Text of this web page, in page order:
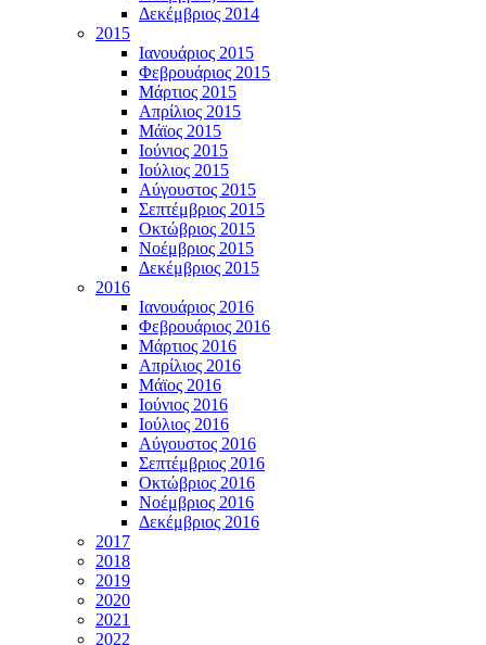
Δεκέμβριος 2014
2015
Ιανουάριος 2015
Φεβρουάριος 2015
Μάρτιος 2015
Απρίλιος 2015
Μάϊος 2015
Ιούνιος 2015
Ιούλιος 2015
Αύγουστος 2015
Σεπτέμβριος 2015
Οκτώβριος 2015
Νοέμβριος 2015
Δεκέμβριος 2015
2016
Ιανουάριος 2016
Φεβρουάριος 2016
Μάρτιος 2016
Απρίλιος 2016
Μάϊος 2016
Ιούνιος 2016
Ιούλιος 2016
Αύγουστος 2016
Σεπτέμβριος 2016
Οκτώβριος 2016
Νοέμβριος 2016
Δεκέμβριος 2016
2017
2018
2019
2020
2021
2022